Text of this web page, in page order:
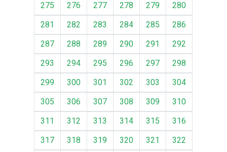
275
276 277 278 279
280
281
282 283 284 285
286
287
288 289 290 291
292
293
294 295 296 297
298
299
300 301 302 303
304
305
306 307 308 309
310
311
312 313 314 315
316
317
318 319 320 321
322